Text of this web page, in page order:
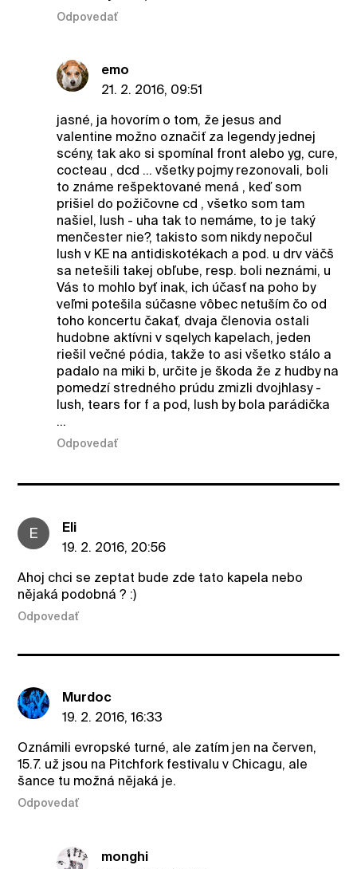
Odpovedať
emo
21. 2. 2016, 09:51
jasné, ja hovorím o tom, že jesus and
valentine možno označiť za legendy jednej
scény, tak ako si spomínal front alebo yg, cure,
cocteau , dcd ... všetky pojmy rezonovali, boli
to známe rešpektované mená , keď som
prišiel do požičovne cd , všetko som tam
našiel, lush - uha tak to nemáme, to je taký
menčester nie?, takisto som nikdy nepočul
lush v KE na antidiskotékach a pod. u drv väčš
sa netešili takej obľube, resp. boli neznámi, u
Vás to mohlo byť inak, ich účasť na poho by
veľmi potešila súčasne vôbec netuším čo od
toho koncertu čakať, dvaja členovia ostali
hudobne aktívni v sqelych kapelach, jeden
riešil večné pódia, takže to asi všetko stálo a
padalo na miki b, určite je škoda že z hudby na
pomedzí stredného prúdu zmizli dvojhlasy -
lush, tears for f a pod, lush by bola parádička
...
Odpovedať
E
Eli
19. 2. 2016, 20:56
Ahoj chci se zeptat bude zde tato kapela nebo
nějaká podobná ? :)
Odpovedať
Murdoc
19. 2. 2016, 16:33
Oznámili evropské turné, ale zatím jen na červen,
15.7. už jsou na Pitchfork festivalu v Chicagu, ale
šance tu možná nějaká je.
Odpovedať
monghi